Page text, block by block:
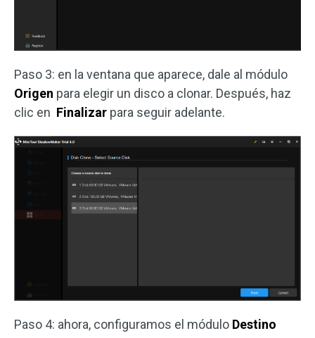
Paso 3: en la ventana que aparece, dale al módulo
Origen para elegir un disco a clonar. Después, haz
clic en Finalizar para seguir adelante.
Paso 4: ahora, configuramos el módulo Destino